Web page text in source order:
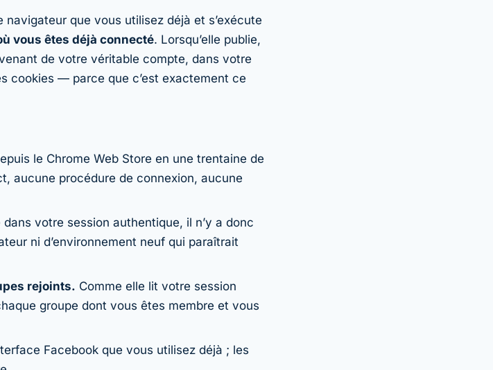
navigateur que vous utilisez déjà et s’exécute
vous êtes déjà connecté. Lorsqu’elle publie,
de votre véritable compte, dans votre
cookies — parce que c’est exactement ce
le Chrome Web Store en une trentaine de
aucune procédure de connexion, aucune
dans votre session authentique, il n’y a donc
ni d’environnement neuf qui paraîtrait
rejoints. Comme elle lit votre session
groupe dont vous êtes membre et vous
Facebook que vous utilisez déjà ; les